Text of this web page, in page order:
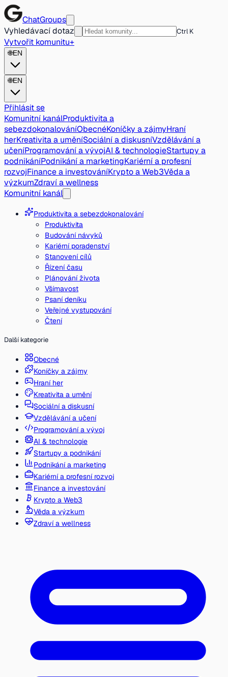
ChatGroups
Vyhledávací dotaz
Ctrl K
Vytvořit komunitu+
🌐EN
🌐EN
Přihlásit se
Komunitní kanálProduktivita a
sebezdokonalováníObecnéKoníčky a zájmyHraní
herKreativita a uměníSociální a diskusníVzdělávání a
učeníProgramování a vývojAI & technologieStartupy a
podnikáníPodnikání a marketingKariérní a profesní
rozvojFinance a investováníKrypto a Web3Věda a
výzkumZdraví a wellness
Komunitní kanál
Produktivita a sebezdokonalování
Produktivita
Budování návyků
Kariérní poradenství
Stanovení cílů
Řízení času
Plánování života
Všímavost
Psaní deníku
Veřejné vystupování
Čtení
Další kategorie
Obecné
Koníčky a zájmy
Hraní her
Kreativita a umění
Sociální a diskusní
Vzdělávání a učení
Programování a vývoj
AI & technologie
Startupy a podnikání
Podnikání a marketing
Kariérní a profesní rozvoj
Finance a investování
Krypto a Web3
Věda a výzkum
Zdraví a wellness